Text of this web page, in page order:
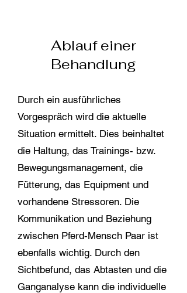
Ablauf einer
Behandlung
Durch ein ausführliches
Vorgespräch wird die aktuelle
Situation ermittelt. Dies beinhaltet
die Haltung, das Trainings- bzw.
Bewegungsmanagement, die
Fütterung, das Equipment und
vorhandene Stressoren. Die
Kommunikation und Beziehung
zwischen Pferd-Mensch Paar ist
ebenfalls wichtig. Durch den
Sichtbefund, das Abtasten und die
Ganganalyse kann die individuelle